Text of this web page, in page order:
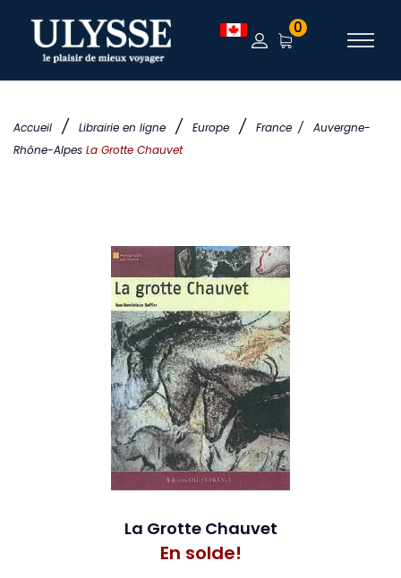
Accueil / Librairie en ligne / Europe / France /
Auvergne-
Rhône-Alpes La Grotte Chauvet
0
La Grotte Chauvet
En solde!